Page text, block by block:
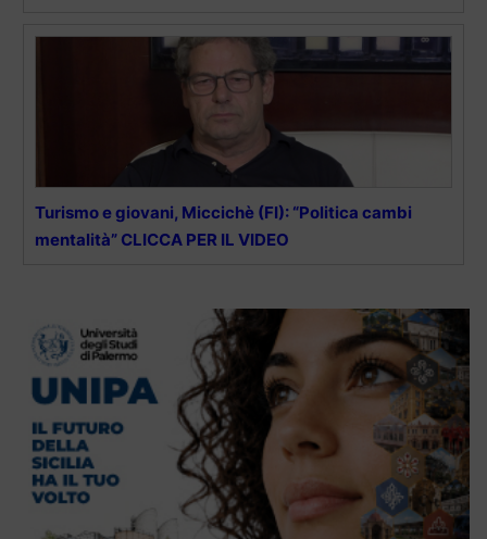
Turismo e giovani, Miccichè (FI): “Politica cambi
mentalità” CLICCA PER IL VIDEO